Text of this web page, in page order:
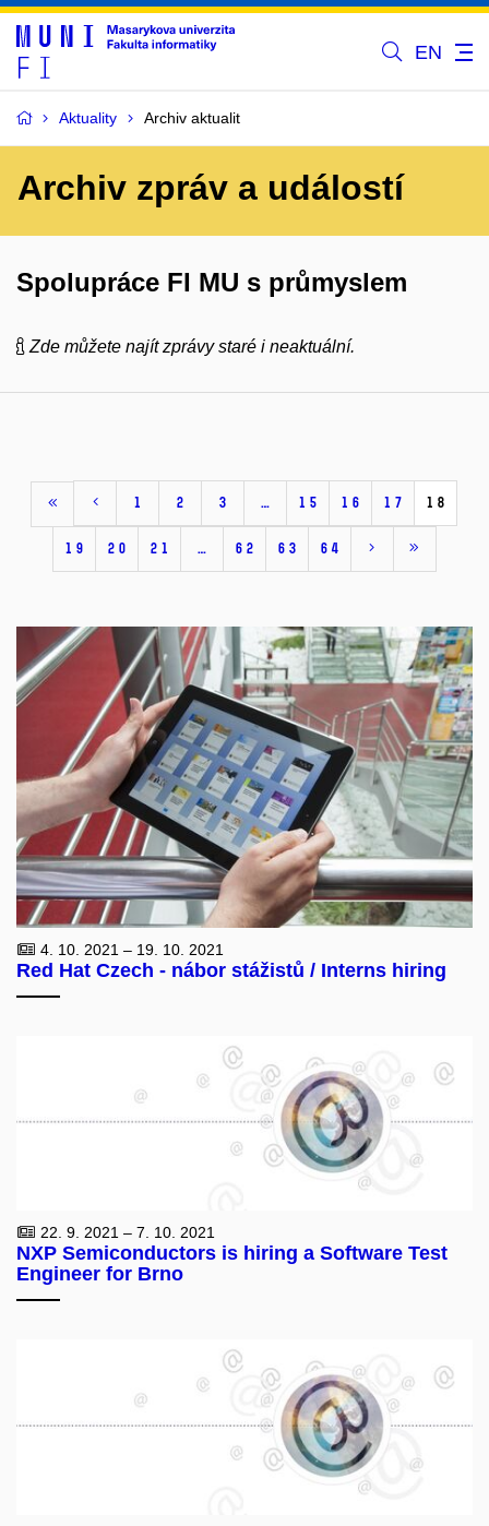
EN
Aktuality Archiv aktualit
Archiv zpráv a událostí
Spolupráce FI MU s průmyslem
Zde můžete najít zprávy staré i neaktuální.
1 2 3 … 15 16 17 18
19 20 21 … 62 63 64
4. 10. 2021 – 19. 10. 2021
Red Hat Czech - nábor stážistů / Interns hiring
22. 9. 2021 – 7. 10. 2021
NXP Semiconductors is hiring a Software Test
Engineer for Brno